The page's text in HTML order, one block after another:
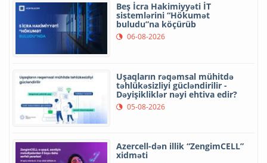
Beş İcra Hakimiyyəti İT
sistemlərini “Hökumət
buludu”na köçürüb
06-08-2026
Uşaqların rəqəmsal mühitdə
təhlükəsizliyi gücləndirilir -
Dəyişikliklər nəyi ehtiva edir?
05-08-2026
Azercell-dən illik “ZengimCELL”
xidməti